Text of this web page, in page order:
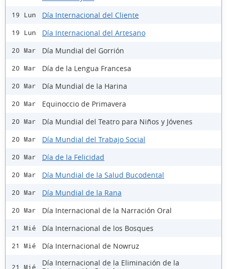
19 Lun Día Internacional del Cliente
19 Lun Día Internacional del Artesano
20 Mar Día Mundial del Gorrión
20 Mar Día de la Lengua Francesa
20 Mar Día Mundial de la Harina
20 Mar Equinoccio de Primavera
20 Mar Día Mundial del Teatro para Niños y Jóvenes
20 Mar Día Mundial del Trabajo Social
20 Mar Día de la Felicidad
20 Mar Día Mundial de la Salud Bucodental
20 Mar Día Mundial de la Rana
20 Mar Día Internacional de la Narración Oral
21 Mié Día Internacional de los Bosques
21 Mié Día Internacional de Nowruz
21 Mié
Día Internacional de la Eliminación de la